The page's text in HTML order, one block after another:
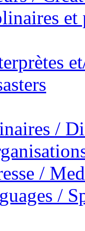
/
/
/